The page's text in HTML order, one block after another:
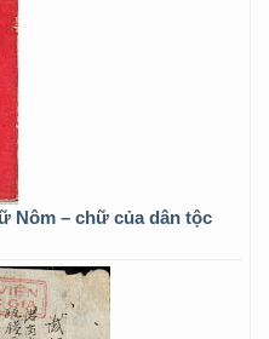
Nôm – chữ của dân tộc